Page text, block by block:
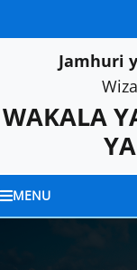
Jamhuri
WAKALA
MENU